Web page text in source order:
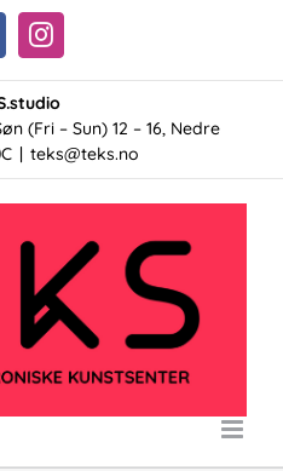
Instagram
(Fri – Sun) 12 – 16, Nedre
teks@teks.no